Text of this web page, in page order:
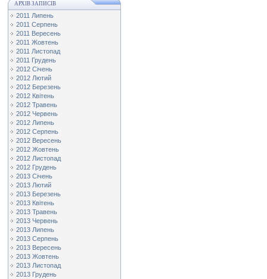
АРХІВ ЗАПИСІВ
2011 Липень
2011 Серпень
2011 Вересень
2011 Жовтень
2011 Листопад
2011 Грудень
2012 Січень
2012 Лютий
2012 Березень
2012 Квітень
2012 Травень
2012 Червень
2012 Липень
2012 Серпень
2012 Вересень
2012 Жовтень
2012 Листопад
2012 Грудень
2013 Січень
2013 Лютий
2013 Березень
2013 Квітень
2013 Травень
2013 Червень
2013 Липень
2013 Серпень
2013 Вересень
2013 Жовтень
2013 Листопад
2013 Грудень